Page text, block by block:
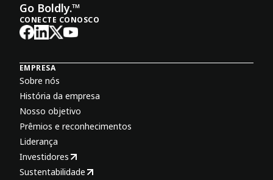
Go Boldly.™
CONECTE CONOSCO
EMPRESA
Sobre nós
História da empresa
Nosso objetivo
Prêmios e reconhecimentos
Liderança
Investidores
Sustentabilidade